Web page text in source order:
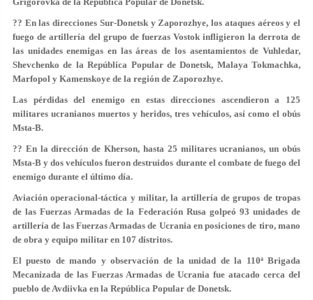
?? En las direcciones Sur-Donetsk y Zaporozhye, los ataques aéreos y el
fuego de artillería del grupo de fuerzas Vostok infligieron la derrota de
las unidades enemigas en las áreas de los asentamientos de Vuhledar,
Shevchenko de la República Popular de Donetsk, Malaya Tokmachka,
Marfopol y Kamenskoye de la región de Zaporozhye.
Las pérdidas del enemigo en estas direcciones ascendieron a 125
militares ucranianos muertos y heridos, tres vehículos, así como el obús
Msta-B.
?? En la dirección de Kherson, hasta 25 militares ucranianos, un obús
Msta-B y dos vehículos fueron destruidos durante el combate de fuego del
enemigo durante el último día.
Aviación operacional-táctica y militar, la artillería de grupos de tropas
de las Fuerzas Armadas de la Federación Rusa golpeó 93 unidades de
artillería de las Fuerzas Armadas de Ucrania en posiciones de tiro, mano
de obra y equipo militar en 107 distritos.
El puesto de mando y observación de la unidad de la 110ª Brigada
Mecanizada de las Fuerzas Armadas de Ucrania fue atacado cerca del
pueblo de Avdiivka en la República Popular de Donetsk.